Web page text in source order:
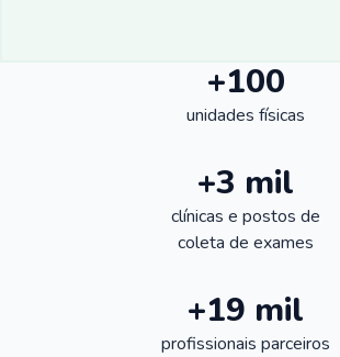
+100
unidades físicas
+3 mil
clínicas e postos de
coleta de exames
+19 mil
profissionais parceiros